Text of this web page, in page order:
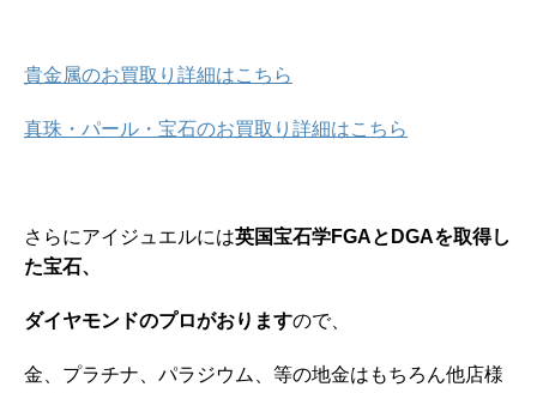
貴金属のお買取り詳細はこちら
真珠・パール・宝石のお買取り詳細はこちら
さらにアイジュエルには英国宝石学FGAとDGAを取得し
た宝石、
ダイヤモンドのプロがおりますので、
金、プラチナ、パラジウム、等の地金はもちろん他店様